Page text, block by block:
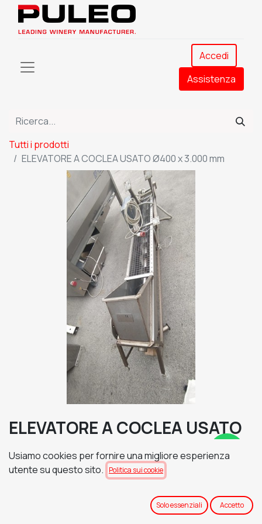
Accedi
Assistenza​
Tutti i prodotti
ELEVATORE A COCLEA USATO Ø400 x 3.000 mm
ELEVATORE A COCLEA USATO
Ø400 x 3.000 mm
LUNGHEZZA = 3000 mm
ALTEZZA DI SCARICO CIRCA= 1800 mm
Usiamo cookies per fornire una migliore esperienza
utente su questo sito.
Politica sui cookie
Solo essenziali Accetto